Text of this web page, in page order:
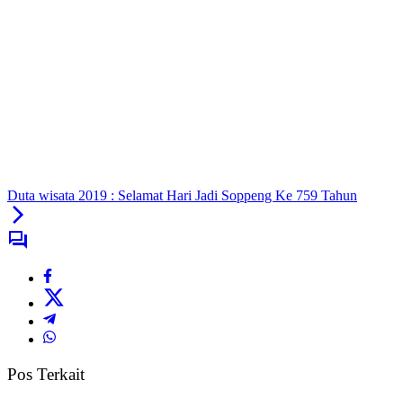
Duta wisata 2019 : Selamat Hari Jadi Soppeng Ke 759 Tahun
Pos Terkait